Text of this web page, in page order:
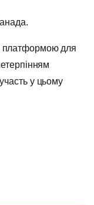
платформою для
у цьому